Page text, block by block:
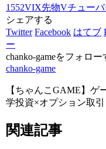
1552VIX先物Vチュー
シェアする
Twitter Facebook はてブ
ー
chanko-gameをフォロー
chanko-game
【ちゃんこGAME】ゲ
学投資×オプション取引
関連記事